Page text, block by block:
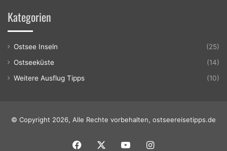
Kategorien
Ostsee Inseln
(25)
Ostseeküste
(14)
Weitere Ausflug Tipps
(10)
© Copyright 2026, Alle Rechte vorbehalten, ostseereisetipps.de
Facebook YouTubeInstagram